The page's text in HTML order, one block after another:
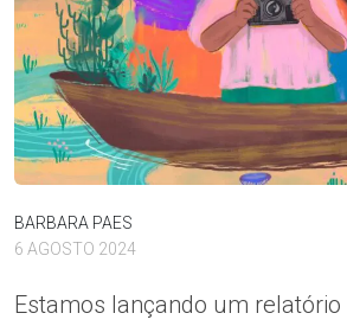
BARBARA PAES
6 AGOSTO 2024
Estamos lançando um relatório